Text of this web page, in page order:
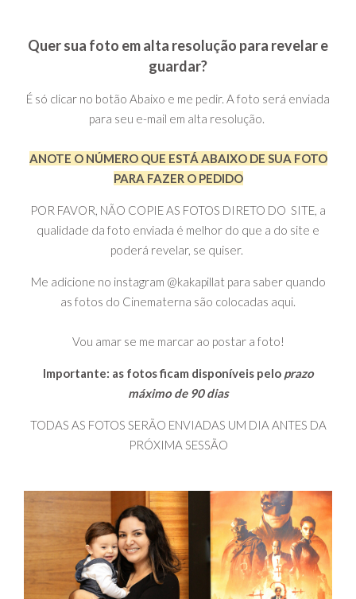
Quer sua foto em alta resolução para revelar e
guardar?
É só clicar no botão Abaixo e me pedir. A foto será enviada
para seu e-mail em alta resolução.
ANOTE O NÚMERO QUE ESTÁ ABAIXO DE SUA FOTO
PARA FAZER O PEDIDO
POR FAVOR, NÃO COPIE AS FOTOS DIRETO DO SITE, a
qualidade da foto enviada é melhor do que a do site e
poderá revelar, se quiser.
Me adicione no instagram @kakapillat para saber quando
as fotos do Cinematerna são colocadas aqui.
Vou amar se me marcar ao postar a foto!
Importante: as fotos ficam disponíveis peloprazo
máximo de 90 dias
TODAS AS FOTOS SERÃO ENVIADAS UM DIA ANTES DA
PRÓXIMA SESSÃO